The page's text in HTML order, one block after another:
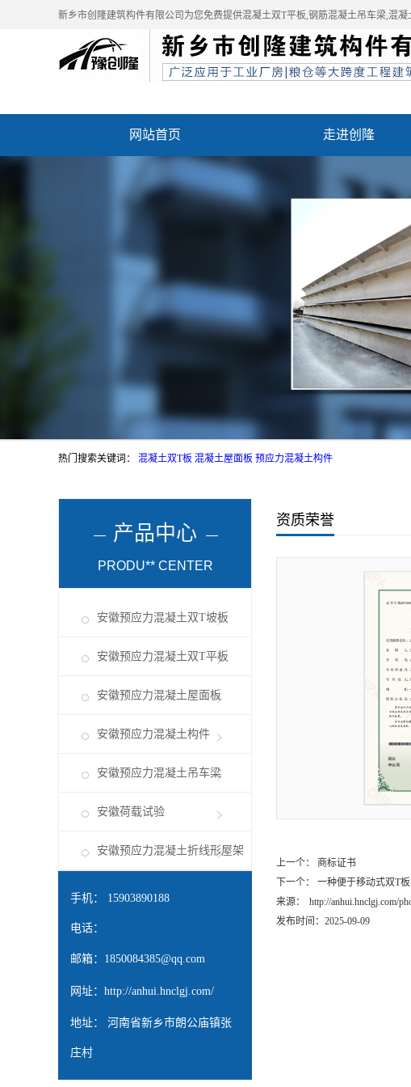
新乡市创隆建筑构件有限公司为您免费提供混凝土双T平板,钢筋混凝土吊车梁,混凝
网站首页 走进创隆
资质荣誉 成功案例
热门搜索关键词： 混凝土双T板 混凝土屋面板 预应力混凝土构件
产品中心
PRODU** CENTER
安徽预应力混凝土双T坡板
安徽预应力混凝土双T平板
安徽预应力混凝土屋面板
安徽预应力混凝土构件
安徽预应力混凝土吊车梁
安徽荷载试验
安徽预应力混凝土折线形屋架
手机： 15903890188
电话：
邮箱： 1850084385@qq.com
网址： http://anhui.hnclgj.com/
地址： 河南省新乡市朗公庙镇张
庄村
资质荣誉
上一个：
商标证书
下一个：
一种便于移动式双T
来源：
http://anhui.hnclgj.com/
发布时间：2025-09-09